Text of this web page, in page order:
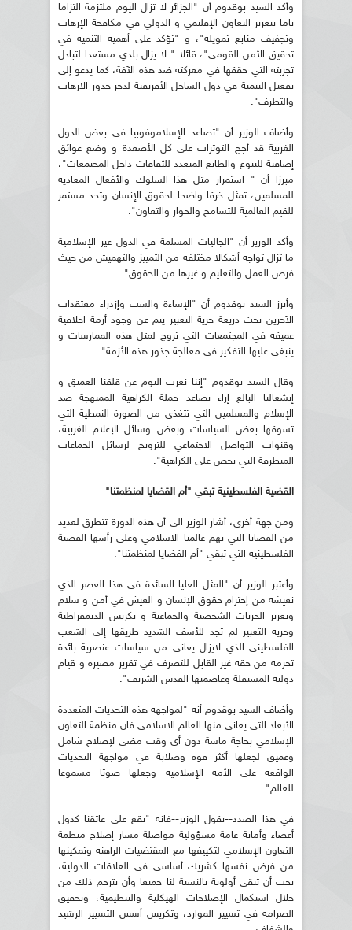
وأكد السيد بوقدوم أن "الجزائر لا تزال اليوم ملتزمة التزاما
تاما بتعزيز التعاون الإقليمي و الدولي في مكافحة الإرهاب
وتجفيف منابع تمويله"، و "تؤكد على أهمية التنمية في
تحقيق الأمن القومي"، قائلا " لا يزال بلدي مستعدا لتبادل
تجربته التي حققها في معركته ضد هذه الآفة، كما يدعو إلى
تفعيل التنمية في دول الساحل الأفريقية لدحر جذور الارهاب
والتطرف".
وأضاف الوزير أن "تصاعد الإسلاموفوبيا في بعض الدول
الغربية قد أجج التوترات على كل الأصعدة و وضع عوائق
إضافية للتنوع والطابع المتعدد للثقافات داخل المجتمعات"،
مبرزا أن " استمرار مثل هذا السلوك والأفعال المعادية
للمسلمين، تمثل خرقا واضحا لحقوق الإنسان وتحد مستمر
للقيم العالمية للتسامح والحوار والتعاون".
وأكد الوزير أن "الجاليات المسلمة في الدول غير الإسلامية
ما تزال تواجه أشكالا مختلفة من التمييز والتهميش من حيث
فرص العمل والتعليم و غيرها من الحقوق".
وأبرز السيد بوقدوم أن "الإساءة والسب وإزدراء معتقدات
الآخرين تحت ذريعة حرية التعبير ينم عن وجود أزمة اخلاقية
عميقة في المجتمعات التي تروج لمثل هذه الممارسات و
ينبغي عليها التفكير في معالجة جذور هذه الأزمة".
وقال السيد بوقدوم "إننا نعرب اليوم عن قلقنا العميق و
إنشغالنا البالغ إزاء تصاعد حملة الكراهية الممنهجة ضد
الإسلام والمسلمين التي تتغذى من الصورة النمطية التي
تسوقها بعض السياسات وبعض وسائل الإعلام الغربية،
وقنوات التواصل الاجتماعي للترويج لرسائل الجماعات
المتطرفة التي تحض على الكراهية".
القضية الفلسطينية تبقي "أم القضايا لمنظمتنا"
ومن جهة أخرى، أشار الوزير الى أن هذه الدورة تتطرق لعديد
من القضايا التي تهم عالمنا الاسلامي وعلى رأسها القضية
الفلسطينية التي تبقي "أم القضايا لمنظمتنا".
وأعتبر الوزير أن "المثل العليا السائدة في هذا العصر الذي
نعيشه من إحترام حقوق الإنسان و العيش في أمن و سلام
وتعزيز الحريات الشخصية والجماعية و تكريس الديمقراطية
وحرية التعبير لم تجد للأسف الشديد طريقها إلى الشعب
الفلسطيني الذي لايزال يعاني من سياسات عنصرية بائدة
تحرمه من حقه غير القابل للتصرف في تقرير مصيره و قيام
دولته المستقلة وعاصمتها القدس الشريف".
وأضاف السيد بوقدوم أنه "لمواجهة هذه التحديات المتعددة
الأبعاد التي يعاني منها العالم الاسلامي فان منظمة التعاون
الإسلامي بحاجة ماسة دون أي وقت مضى لإصلاح شامل
وعميق لجعلها أكثر قوة وصلابة في مواجهة التحديات
الواقعة على الأمة الإسلامية وجعلها صوتا مسموعا
للعالم".
في هذا الصدد--يقول الوزير--فانه "يقع على عاتقنا كدول
أعضاء وأمانة عامة مسؤولية مواصلة مسار إصلاح منظمة
التعاون الإسلامي لتكييفها مع المقتضيات الراهنة وتمكينها
من فرض نفسها كشريك أساسي في العلاقات الدولية،
يجب أن تبقى أولوية بالنسبة لنا جميعا وأن يترجم ذلك من
خلال استكمال الإصلاحات الهيكلية والتنظيمية، وتحقيق
الصرامة في تسيير الموارد، وتكريس أسس التسيير الرشيد